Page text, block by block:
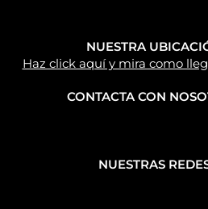
NUESTRA
Haz click aquí y mira como
CONTACTA CON
NUESTRAS